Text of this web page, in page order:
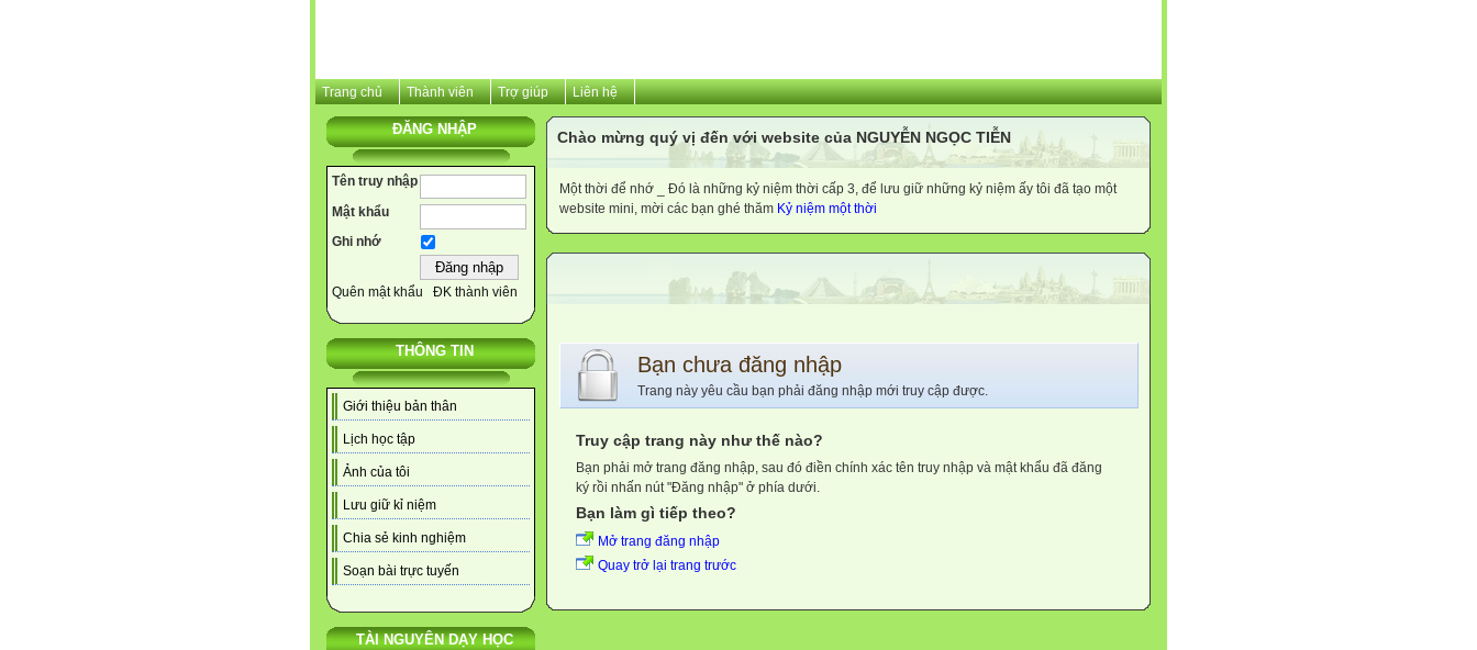
Trang chủ Thành viên Trợ giúp Liên hệ
ĐĂNG NHẬP
Tên truy nhập
Mật khẩu
Ghi nhớ
Quên mật khẩu ĐK thành viên
THÔNG TIN
Giới thiệu bản thân
Lịch học tập
Ảnh của tôi
Lưu giữ kỉ niệm
Chia sẻ kinh nghiệm
Soạn bài trực tuyến
TÀI NGUYÊN DẠY HỌC
Chào mừng quý vị đến với website của NGUYỄN NGỌC TIỄN
Một thời để nhớ _ Đó là những kỷ niệm thời cấp 3, để lưu giữ những kỷ niệm ấy tôi đã tạo một
website mini, mời các bạn ghé thăm Kỷ niệm một thời
Bạn chưa đăng nhập
Trang này yêu cầu bạn phải đăng nhập mới truy cập được.
Truy cập trang này như thế nào?
Bạn phải mở trang đăng nhập, sau đó điền chính xác tên truy nhập và mật khẩu đã đăng
ký rồi nhấn nút "Đăng nhập" ở phía dưới.
Bạn làm gì tiếp theo?
Mở trang đăng nhập
Quay trở lại trang trước